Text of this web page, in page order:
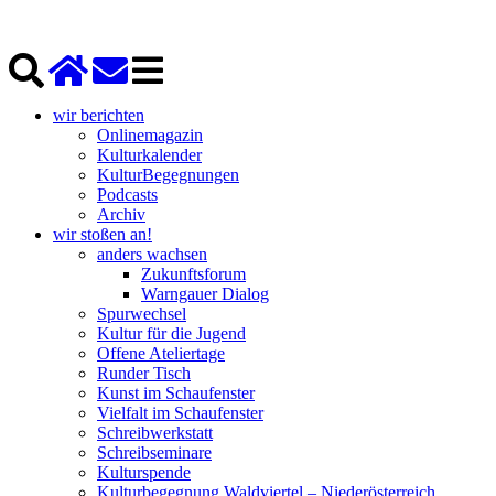
wir berichten
Onlinemagazin
Kulturkalender
KulturBegegnungen
Podcasts
Archiv
wir stoßen an!
anders wachsen
Zukunftsforum
Warngauer Dialog
Spurwechsel
Kultur für die Jugend
Offene Ateliertage
Runder Tisch
Kunst im Schaufenster
Vielfalt im Schaufenster
Schreibwerkstatt
Schreibseminare
Kulturspende
Kulturbegegnung Waldviertel – Niederösterreich